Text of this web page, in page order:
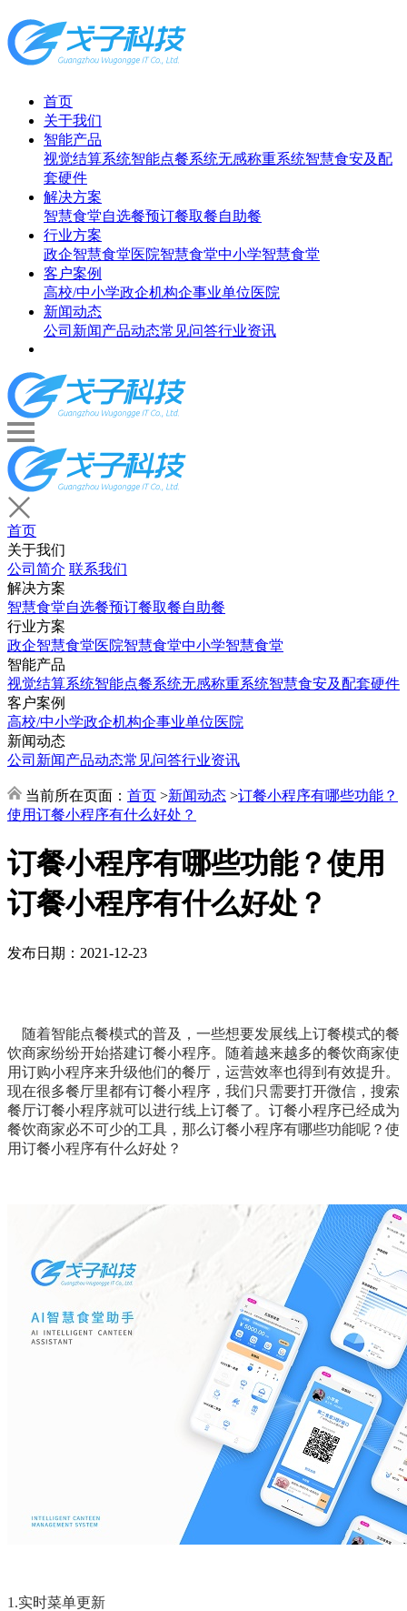
首页
关于我们
智能产品
视觉结算系统智能点餐系统无感称重系统智慧食安及配
套硬件
解决方案
智慧食堂自选餐预订餐取餐自助餐
行业方案
政企智慧食堂医院智慧食堂中小学智慧食堂
客户案例
高校/中小学政企机构企事业单位医院
新闻动态
公司新闻产品动态常见问答行业资讯
首页
关于我们
公司简介 联系我们
解决方案
智慧食堂自选餐预订餐取餐自助餐
行业方案
政企智慧食堂医院智慧食堂中小学智慧食堂
智能产品
视觉结算系统智能点餐系统无感称重系统智慧食安及配套硬件
客户案例
高校/中小学政企机构企事业单位医院
新闻动态
公司新闻产品动态常见问答行业资讯
当前所在页面： 首页 >新闻动态 >订餐小程序有哪些功能？
使用订餐小程序有什么好处？
订餐小程序有哪些功能？使用
订餐小程序有什么好处？
发布日期：2021-12-23
随着智能点餐模式的普及，一些想要发展线上订餐模式的餐
饮商家纷纷开始搭建订餐小程序。随着越来越多的餐饮商家使
用订购小程序来升级他们的餐厅，运营效率也得到有效提升。
现在很多餐厅里都有订餐小程序，我们只需要打开微信，搜索
餐厅订餐小程序就可以进行线上订餐了。订餐小程序已经成为
餐饮商家必不可少的工具，那么订餐小程序有哪些功能呢？使
用订餐小程序有什么好处？
1.实时菜单更新